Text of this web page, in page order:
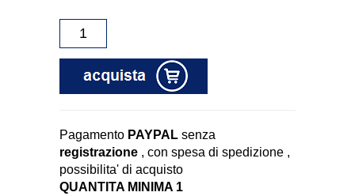
Pagamento PAYPAL senza
registrazione , con spesa di spedizione ,
possibilita' di acquisto
QUANTITA MINIMA 1